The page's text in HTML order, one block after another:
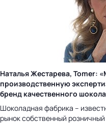
Наталья Жестарева, Tomer:
производственную
бренд качественного
Шоколадная фабрика –
рынок собственный